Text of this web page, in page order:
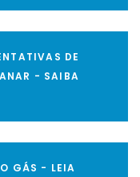
DE
- SAIBA
GÁS - LEIA